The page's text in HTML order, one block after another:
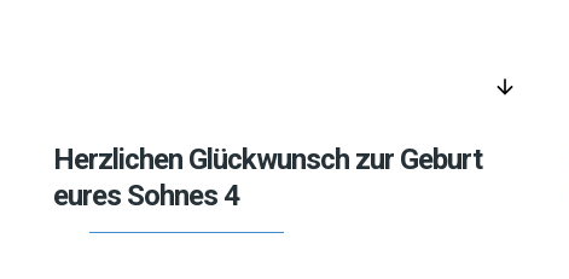
arrow_downward
Herzlichen Glückwunsch zur Geburt
eures Sohnes 4